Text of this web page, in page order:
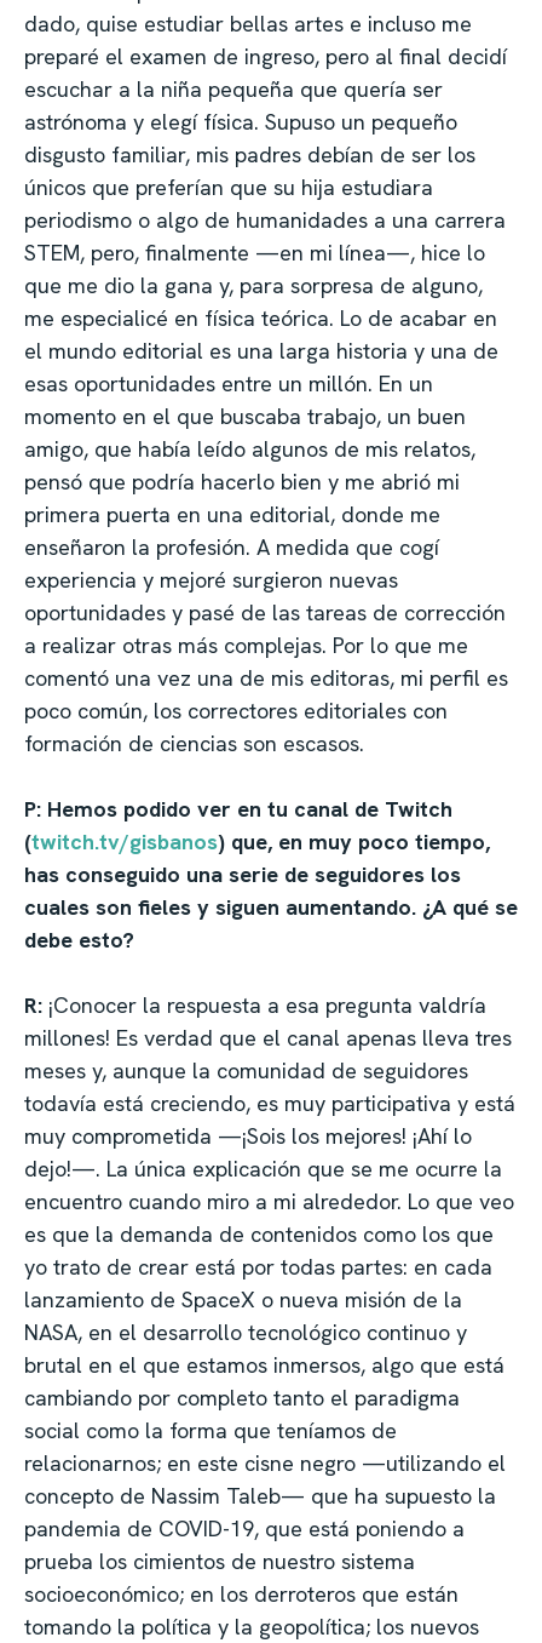
dado, quise estudiar bellas artes e incluso me
preparé el examen de ingreso, pero al final decidí
escuchar a la niña pequeña que quería ser
astrónoma y elegí física. Supuso un pequeño
disgusto familiar, mis padres debían de ser los
únicos que preferían que su hija estudiara
periodismo o algo de humanidades a una carrera
STEM, pero, finalmente —en mi línea—, hice lo
que me dio la gana y, para sorpresa de alguno,
me especialicé en física teórica. Lo de acabar en
el mundo editorial es una larga historia y una de
esas oportunidades entre un millón. En un
momento en el que buscaba trabajo, un buen
amigo, que había leído algunos de mis relatos,
pensó que podría hacerlo bien y me abrió mi
primera puerta en una editorial, donde me
enseñaron la profesión. A medida que cogí
experiencia y mejoré surgieron nuevas
oportunidades y pasé de las tareas de corrección
a realizar otras más complejas. Por lo que me
comentó una vez una de mis editoras, mi perfil es
poco común, los correctores editoriales con
formación de ciencias son escasos.
P: Hemos podido ver en tu canal de Twitch
(twitch.tv/gisbanos) que, en muy poco tiempo,
has conseguido una serie de seguidores los
cuales son fieles y siguen aumentando. ¿A qué se
debe esto?
R: ¡Conocer la respuesta a esa pregunta valdría
millones! Es verdad que el canal apenas lleva tres
meses y, aunque la comunidad de seguidores
todavía está creciendo, es muy participativa y está
muy comprometida —¡Sois los mejores! ¡Ahí lo
dejo!—. La única explicación que se me ocurre la
encuentro cuando miro a mi alrededor. Lo que veo
es que la demanda de contenidos como los que
yo trato de crear está por todas partes: en cada
lanzamiento de SpaceX o nueva misión de la
NASA, en el desarrollo tecnológico continuo y
brutal en el que estamos inmersos, algo que está
cambiando por completo tanto el paradigma
social como la forma que teníamos de
relacionarnos; en este cisne negro —utilizando el
concepto de Nassim Taleb— que ha supuesto la
pandemia de COVID-19, que está poniendo a
prueba los cimientos de nuestro sistema
socioeconómico; en los derroteros que están
tomando la política y la geopolítica; los nuevos